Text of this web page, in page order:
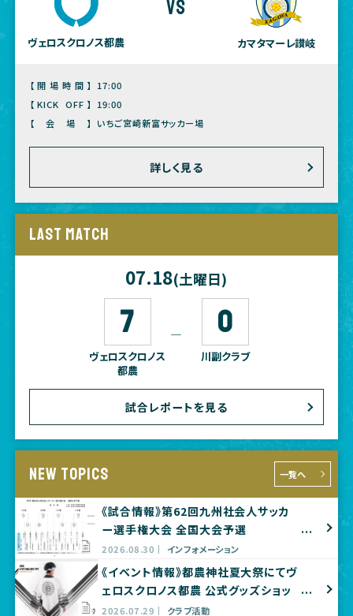
ヴェロスクロノス都農
vs
カマタマーレ讃岐
【開場時間】
17:00
【KICK OFF】
19:00
【会場】
いちご宮崎新富サッカー場
詳しく見る
LAST MATCH
07.18(土曜日)
7
ヴェロスクロノス
都農
― 0
川副クラブ
試合レポートを見る
NEW TOPICS 一覧へ
《試合情報》第62回九州社会人サッカ
ー選手権大会 全国大会予選
2026.08.30 インフォメーション
《イベント情報》都農神社夏大祭にてヴ
ェロスクロノス都農 公式グッズショッ
プ出店のお知らせ
2026.07.29 クラブ活動